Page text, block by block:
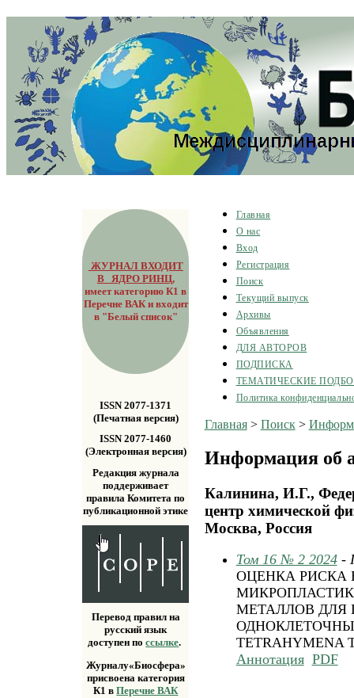
ЖУРНАЛ ВХОДИТ
В ЯДРО РИНЦ,
имеет категорию К1 в
Перечне ВАК и входит
в "Белый список"
ISSN 2077-1371
(Печатная версия)
ISSN 2077-1460
(Электронная версия)
Редакция журнала
поддерживает
правила Комитета по
публикационной этике
Перевод правил на
русский язык
доступен поссылке.
Журналу«Биосфера»
присвоена категория
К1 вПеречне ВАК
Главная
О нас
Вход
Регистрация
Поиск
Текущий выпуск
Архивы
Объявления
ДЛЯ АВТОРОВ
ПОДПИСКА
ТЕМАТИЧЕСКИЕ
Политика
Главная> Поиск>
Информация об
Калинина, И.Г.,
центр химической
Москва, Россия
Том 16 № 2 2024-
ОЦЕНКА РИСКА
МЕТАЛЛОВ ДЛЯ
ОДНОКЛЕТОЧНЫХ
TETRAHYMENA
Аннотация PDF